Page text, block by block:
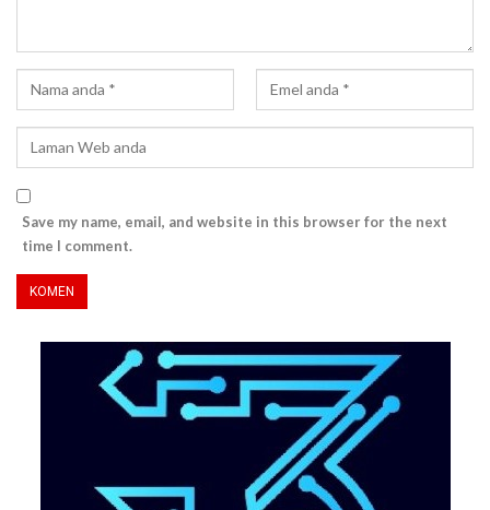
Save my name, email, and website in this browser for the next
time I comment.